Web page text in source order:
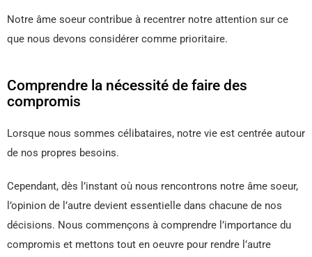
Notre âme soeur contribue à recentrer notre attention sur ce
que nous devons considérer comme prioritaire.
Comprendre la nécessité de faire des
compromis
Lorsque nous sommes célibataires, notre vie est centrée autour
de nos propres besoins.
Cependant, dès l’instant où nous rencontrons notre âme soeur,
l’opinion de l’autre devient essentielle dans chacune de nos
décisions. Nous commençons à comprendre l’importance du
compromis et mettons tout en oeuvre pour rendre l’autre